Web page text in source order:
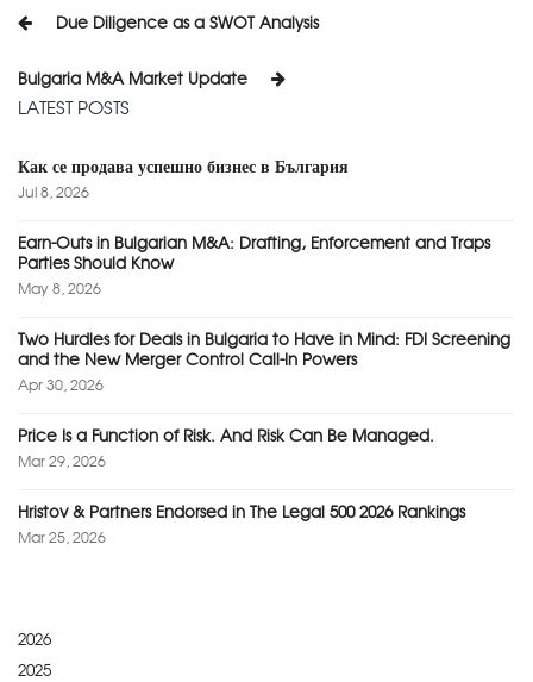
Due Diligence as a SWOT Analysis
Bulgaria M&A Market Update
LATEST POSTS
Как се продава успешно бизнес в България
Jul 8, 2026
Earn-Outs in Bulgarian M&A: Drafting, Enforcement and Traps
Parties Should Know
May 8, 2026
Two Hurdles for Deals in Bulgaria to Have in Mind: FDI Screening
and the New Merger Control Call-In Powers
Apr 30, 2026
Price Is a Function of Risk. And Risk Can Be Managed.
Mar 29, 2026
Hristov & Partners Endorsed in The Legal 500 2026 Rankings
Mar 25, 2026
2026
2025